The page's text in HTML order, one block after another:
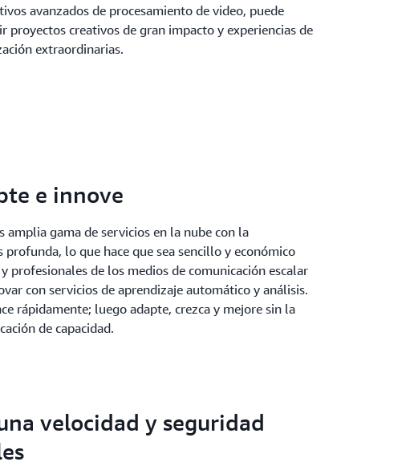
avanzados de procesamiento de video, puede
proyectos creativos de gran impacto y experiencias de
extraordinarias.
e innove
amplia gama de servicios en la nube con la
lo que hace que sea sencillo y económico
profesionales de los medios de comunicación escalar
con servicios de aprendizaje automático y análisis.
rápidamente; luego adapte, crezca y mejore sin la
de capacidad.
velocidad y seguridad